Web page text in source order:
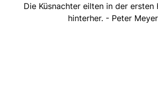
Die Küsnachter eilten in der
hinterher. - Peter Meyer